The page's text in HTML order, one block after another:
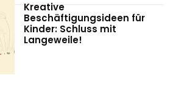
Kreative
Beschäftigungsideen für
Kinder: Schluss mit
Langeweile!